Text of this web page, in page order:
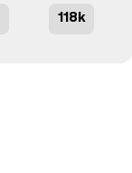
118k